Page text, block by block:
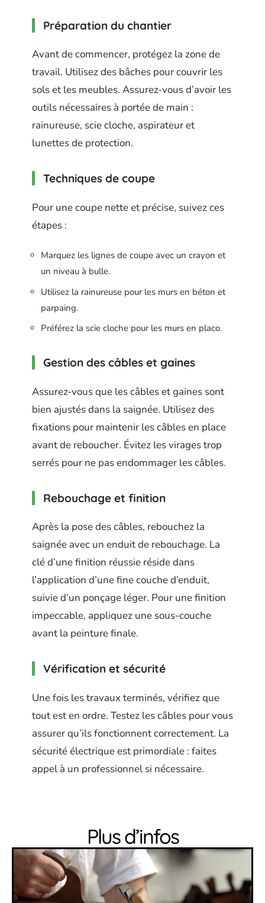
Préparation du chantier
Avant de commencer, protégez la zone de
travail. Utilisez des bâches pour couvrir les
sols et les meubles. Assurez-vous d’avoir les
outils nécessaires à portée de main :
rainureuse, scie cloche, aspirateur et
lunettes de protection.
Techniques de coupe
Pour une coupe nette et précise, suivez ces
étapes :
Marquez les lignes de coupe avec un crayon et
un niveau à bulle.
Utilisez la rainureuse pour les murs en béton et
parpaing.
Préférez la scie cloche pour les murs en placo.
Gestion des câbles et gaines
Assurez-vous que les câbles et gaines sont
bien ajustés dans la saignée. Utilisez des
fixations pour maintenir les câbles en place
avant de reboucher. Évitez les virages trop
serrés pour ne pas endommager les câbles.
Rebouchage et finition
Après la pose des câbles, rebouchez la
saignée avec un enduit de rebouchage. La
clé d’une finition réussie réside dans
l’application d’une fine couche d’enduit,
suivie d’un ponçage léger. Pour une finition
impeccable, appliquez une sous-couche
avant la peinture finale.
Vérification et sécurité
Une fois les travaux terminés, vérifiez que
tout est en ordre. Testez les câbles pour vous
assurer qu’ils fonctionnent correctement. La
sécurité électrique est primordiale : faites
appel à un professionnel si nécessaire.
Plus d’infos